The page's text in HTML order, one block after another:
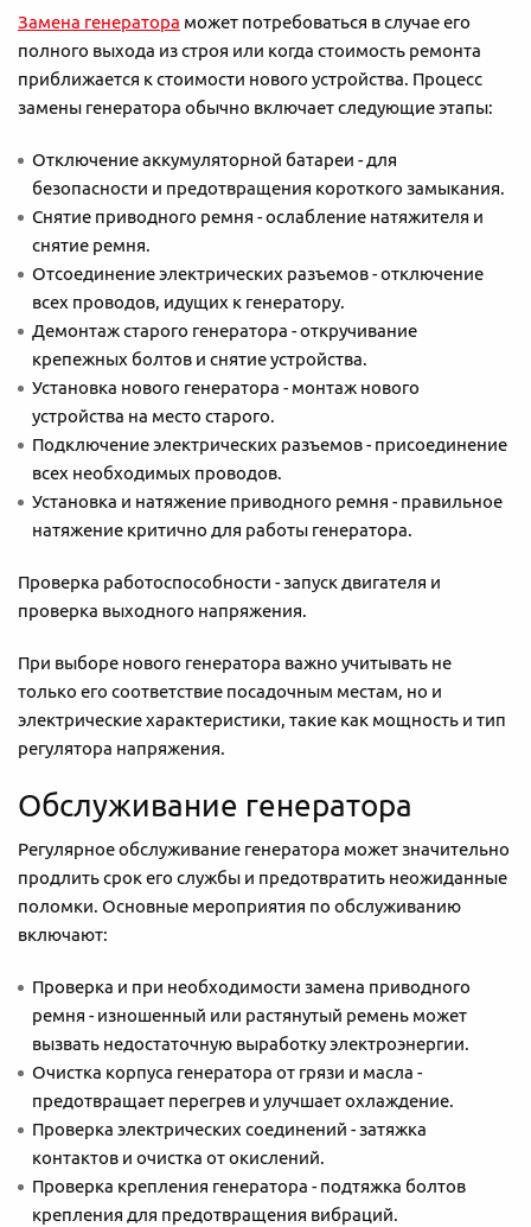
Замена генератора может потребоваться в случае его
полного выхода из строя или когда стоимость ремонта
приближается к стоимости нового устройства. Процесс
замены генератора обычно включает следующие этапы:
Отключение аккумуляторной батареи - для
безопасности и предотвращения короткого замыкания.
Снятие приводного ремня - ослабление натяжителя и
снятие ремня.
Отсоединение электрических разъемов - отключение
всех проводов, идущих к генератору.
Демонтаж старого генератора - откручивание
крепежных болтов и снятие устройства.
Установка нового генератора - монтаж нового
устройства на место старого.
Подключение электрических разъемов - присоединение
всех необходимых проводов.
Установка и натяжение приводного ремня - правильное
натяжение критично для работы генератора.
Проверка работоспособности - запуск двигателя и
проверка выходного напряжения.
При выборе нового генератора важно учитывать не
только его соответствие посадочным местам, но и
электрические характеристики, такие как мощность и тип
регулятора напряжения.
Обслуживание генератора
Регулярное обслуживание генератора может значительно
продлить срок его службы и предотвратить неожиданные
поломки. Основные мероприятия по обслуживанию
включают:
Проверка и при необходимости замена приводного
ремня - изношенный или растянутый ремень может
вызвать недостаточную выработку электроэнергии.
Очистка корпуса генератора от грязи и масла -
предотвращает перегрев и улучшает охлаждение.
Проверка электрических соединений - затяжка
контактов и очистка от окислений.
Проверка крепления генератора - подтяжка болтов
крепления для предотвращения вибраций.